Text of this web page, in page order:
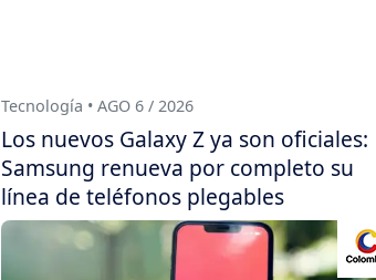
Tecnología • AGO 6 / 2026
Los nuevos Galaxy Z ya son oficiales:
Samsung renueva por completo su
línea de teléfonos plegables